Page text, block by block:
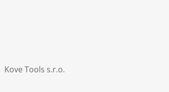
Kove Tools s.r.o.